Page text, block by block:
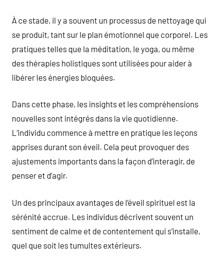
À ce stade, il y a souvent un processus de nettoyage qui
se produit, tant sur le plan émotionnel que corporel. Les
pratiques telles que la méditation, le yoga, ou même
des thérapies holistiques sont utilisées pour aider à
libérer les énergies bloquées.
Dans cette phase, les insights et les compréhensions
nouvelles sont intégrés dans la vie quotidienne.
L’individu commence à mettre en pratique les leçons
apprises durant son éveil. Cela peut provoquer des
ajustements importants dans la façon d’interagir, de
penser et d’agir.
Un des principaux avantages de l’éveil spirituel est la
sérénité accrue. Les individus décrivent souvent un
sentiment de calme et de contentement qui s’installe,
quel que soit les tumultes extérieurs.